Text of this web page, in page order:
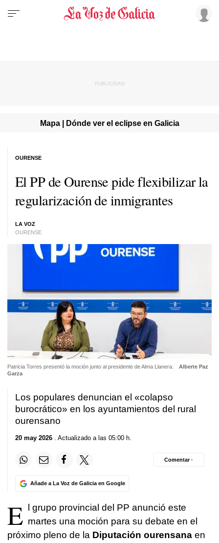
Mapa | Dónde ver el eclipse en Galicia
El PP de Ourense pide flexibilizar la
regularización de inmigrantes
LA VOZ
OURENSE
OURENSE
Patricia Torres presentó la moción junto al presidente de Alma Llanera.
Alberte Paz
Garza
Los populares denuncian el «colapso
burocrático» en los ayuntamientos del rural
ourensano
20 may 2026 . Actualizado a las 05:00 h.
Añade a La Voz de Galicia en Google
Comentar ·
E
l grupo provincial del PP anunció este
martes una moción para su debate en el
próximo pleno de la Diputación ourensana en